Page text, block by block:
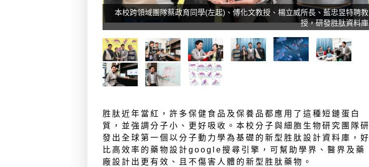
本校跨領域團隊蔡政育同學(左起)、傅化文教授、楊立威所長、藍忠昱特聘教
授，研發胜肽資料庫
胜肽近年當紅，許多保健食品及保養品都應用了這種短鏈蛋白
質，並強調分子小、更好吸收。本校分子與細胞生物研究團隊研
發出全球第一個以分子動力學為基礎的新型胜肽設計資料庫，好
比高效率的藥物設計google搜尋引擎，可幫助學界、醫界及藥
廠設計出更有效、且不傷害人體的新型胜肽藥物。